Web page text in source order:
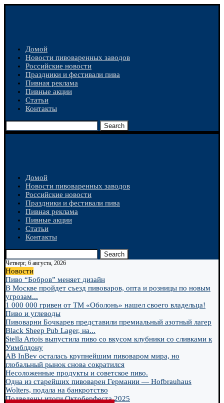
Домой
Новости пивоваренных заводов
Российские новости
Праздники и фестивали пива
Пивная реклама
Пивные акции
Статьи
Контакты
Search
Домой
Новости пивоваренных заводов
Российские новости
Праздники и фестивали пива
Пивная реклама
Пивные акции
Статьи
Контакты
Search
Четверг, 6 августа, 2026
Новости
Пиво “Бобров” меняет дизайн
В Москве пройдет съезд пивоваров, опта и розницы по новым
угрозам...
1 000 000 гривен от ТМ «Оболонь» нашел своего владельца!
Пиво и углеводы
Пивоварни Бочкарев представили премиальный азотный лагер
Black Sheep Pub Lager, на...
Stella Artois выпустила пиво со вкусом клубники со сливками к
Уимблдону
AB InBev осталась крупнейшим пивоваром мира, но
глобальный рынок снова сократился
Несоложенные продукты и советское пиво.
Одна из старейших пивоварен Германии — Hofbrauhaus
Wolters, подала на банкротство
Подведены итоги Октоберфеста 2025